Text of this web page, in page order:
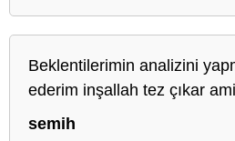
Beklentilerimin analizini
ederim inşallah tez çıkar
semih